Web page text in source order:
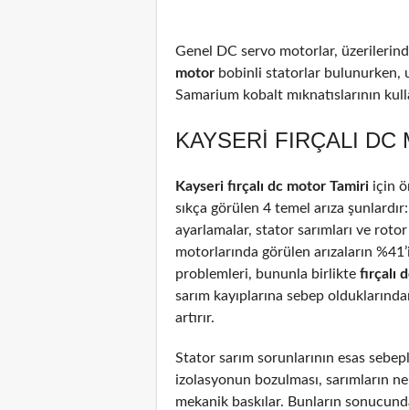
Genel DC servo motorlar,
motor bobinli statorlar bulunurken,
Samarium kobalt mıknatıslarının
KAYSERI FIRÇALI DC
Kayseri fırçalı dc motor Tamiri için
sıkça görülen 4 temel arıza
ayarlamalar, stator sarımları ve
motorlarında görülen arızaların
problemleri, bununla birlikte fırçalı
sarım kayıplarına sebep
artırır.
Stator sarım sorunlarının esas
izolasyonun bozulması, sarımların
mekanik baskılar. Bunların